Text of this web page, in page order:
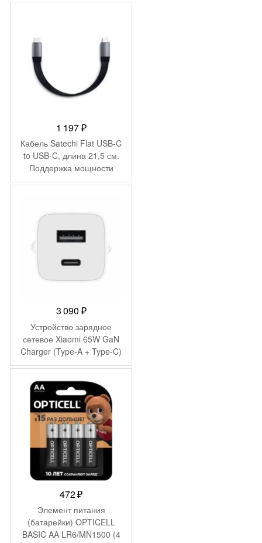
1 197₽
Кабель Satechi Flat USB-C
to USB-C, длина 21,5 см.
Поддержка мощности
100Вт. Цвет: серый космос
3 090 ₽
Устройство зарядное
сетевое Xiaomi 65W GaN
Charger (Type-A + Type-C)
AD652GEU (BHR5515GL)
472₽
Элемент питания
(батарейки) OPTICELL
BASIC AA LR6/MN1500 (4